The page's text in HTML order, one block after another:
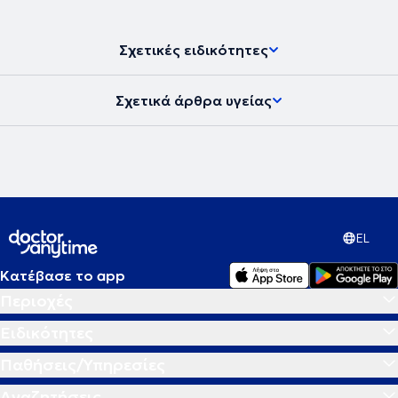
Σχετικές ειδικότητες
Σχετικά άρθρα υγείας
EL
Κατέβασε το app